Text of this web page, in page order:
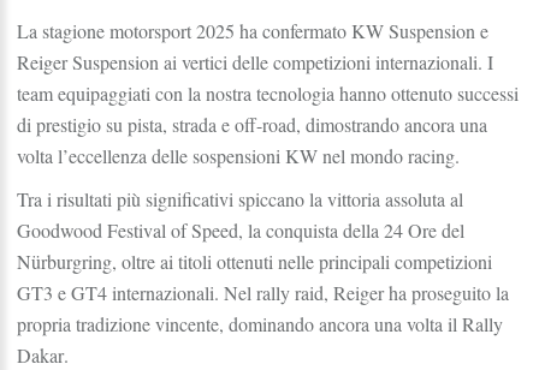
La stagione motorsport 2025 ha confermatoKW Suspension e
Reiger Suspension ai vertici delle competizioni internazionali. I
team equipaggiati con la nostra tecnologia hanno ottenuto successi
di prestigio su pista, strada e off-road, dimostrando ancora una
volta l’eccellenza delle sospensioni KW nel mondo racing.
Tra i risultati più significativi spiccano lavittoria assoluta al
Goodwood Festival of Speed, laconquista della 24 Ore del
Nürburgring, oltre ai titoli ottenuti nelle principali competizioni
GT3 e GT4 internazionali. Nel rally raid, Reiger ha proseguito la
propria tradizione vincente, dominando ancora una volta ilRally
Dakar.